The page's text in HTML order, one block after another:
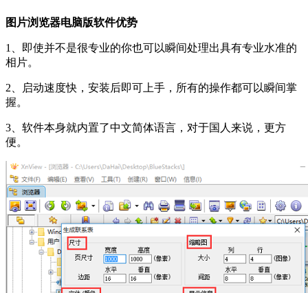
图片浏览器电脑版软件优势
1、即使并不是很专业的你也可以瞬间处理出具有专业水准的
相片。
2、启动速度快，安装后即可上手，所有的操作都可以瞬间掌
握。
3、软件本身就内置了中文简体语言，对于国人来说，更方
便。